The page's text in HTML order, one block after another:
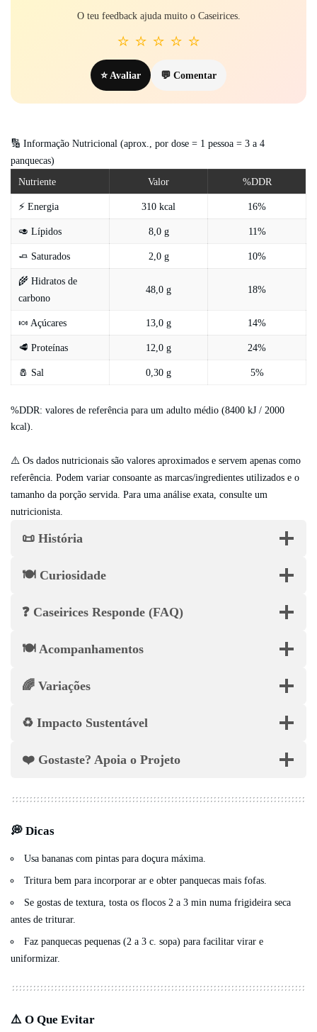
O teu feedback ajuda muito o Caseirices.
⭐ ⭐ ⭐ ⭐ ⭐
⭐ Avaliar 💬 Comentar
🔢 Informação Nutricional (aprox., por dose = 1 pessoa = 3 a 4
panquecas)
Nutriente
Valor %DDR
⚡ Energia 310 kcal 16%
🥑 Lípidos 8,0 g 11%
🧈 Saturados 2,0 g 10%
🌾 Hidratos de
carbono
48,0 g 18%
🍬 Açúcares 13,0 g 14%
🥩 Proteínas 12,0 g 24%
🧂 Sal 0,30 g 5%
%DDR: valores de referência para um adulto médio (8400 kJ / 2000
kcal).
⚠️ Os dados nutricionais são valores aproximados e servem apenas como
referência. Podem variar consoante as marcas/ingredientes utilizados e o
tamanho da porção servida. Para uma análise exata, consulte um
nutricionista.
📜 História
🍽️ Curiosidade
❓ Caseirices Responde (FAQ)
🍽️ Acompanhamentos
🌈 Variações
♻️ Impacto Sustentável
❤️ Gostaste? Apoia o Projeto
💭 Dicas
Usa bananas com pintas para doçura máxima.
Tritura bem para incorporar ar e obter panquecas mais fofas.
Se gostas de textura, tosta os flocos 2 a 3 min numa frigideira seca
antes de triturar.
Faz panquecas pequenas (2 a 3 c. sopa) para facilitar virar e
uniformizar.
⚠️ O Que Evitar